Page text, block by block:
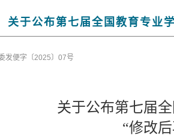
关于公布第七届全国教育专业
发便字〔2025〕07号
关于公布第七届
“修改